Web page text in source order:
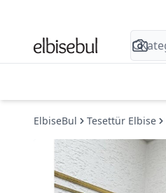
ElbiseBul Tesettür Elbise